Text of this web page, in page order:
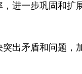
进一步巩固和扩
出矛盾和问题，